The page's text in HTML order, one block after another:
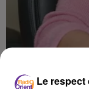
Le